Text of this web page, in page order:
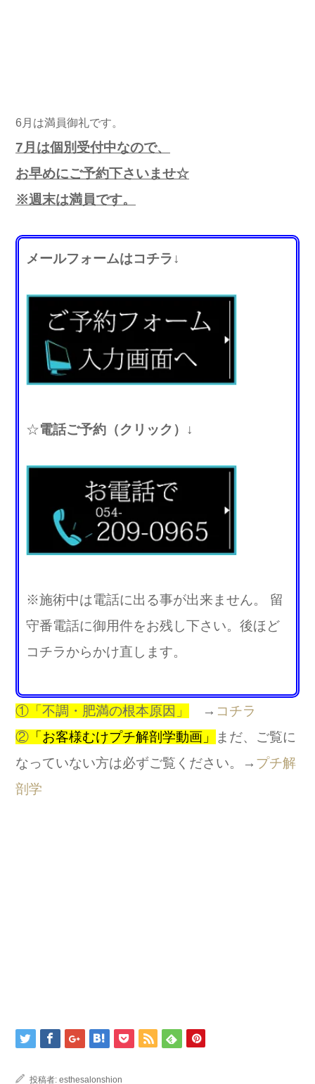
6月は満員御礼です。
7月は個別受付中なので、
お早めにご予約下さいませ☆
※週末は満員です。
メールフォームはコチラ↓
☆電話ご予約（クリック）↓
※施術中は電話に出る事が出来ません。 留
守番電話に御用件をお残し下さい。後ほど
コチラからかけ直します。
①「不調・肥満の根本原因」 → コチラ
② 「お客様むけプチ解剖学動画」
まだ、ご覧に
なっていない方は必ずご覧ください。→ プチ解
剖学
投稿者: esthesalonshion